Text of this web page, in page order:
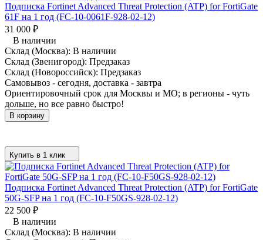
Подписка Fortinet Advanced Threat Protection (ATP) for FortiGate
61F на 1 год (FC-10-0061F-928-02-12)
31 000 ₽
В наличии
Склад (Москва): В наличии
Склад (Звенигород): Предзаказ
Склад (Новороссийск): Предзаказ
Самовывоз - сегодня, доставка - завтра
Ориентировочный срок для Москвы и МО; в регионы - чуть
дольше, но все равно быстро!
В корзину
Купить в 1 клик
Подписка Fortinet Advanced Threat Protection (ATP) for FortiGate
50G-SFP на 1 год (FC-10-F50GS-928-02-12)
22 500 ₽
В наличии
Склад (Москва): В наличии